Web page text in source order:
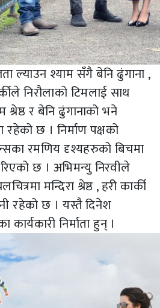
ल्याउन श्याम सँगै बेनि ढुंगाना ,
निरौलाको टिमलाई साथ
र बेनि ढुंगानाको भने
छ । निर्माण पक्षको
रमणिय दृश्यहरुको बिचमा
छ । अभिमन्यु निरवीले
मन्दिरा श्रेष्ठ , हरी कार्की
रहेको छ । यस्तै दिनेश
निर्माता हुन् ।